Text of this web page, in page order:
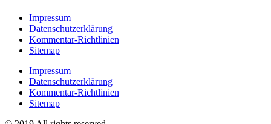
Impressum
Datenschutzerklärung
Kommentar-Richtlinien
Sitemap
Impressum
Datenschutzerklärung
Kommentar-Richtlinien
Sitemap